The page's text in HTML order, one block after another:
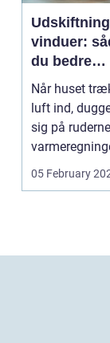
vinduer:
du bedre
indeklima
lavere
Når huset
luft ind,
sig på
05 February